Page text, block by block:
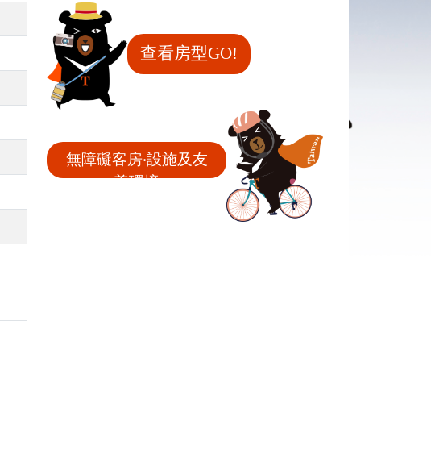
查看房型GO!
無障礙客房‧設施及友
善環境